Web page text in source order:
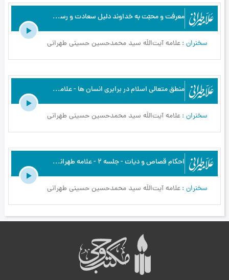
معرفت و محبّت به خداوند دلیل سعادت و رستگاری انسان - علامه طهرانی - شرح دعای ابوحمزه - ج5
سخنران علامه آیت‌اللَه سید محمدحسین حسینی طهرانی
منطق متعالی اسلام در برابری انسان ها - علامه طهرانی - مبانی اخلاق - ج19
سخنران علامه آیت‌اللَه سید محمدحسین حسینی طهرانی
احکام قصاص و دیات - جلسه 2 - علامه طهرانی - مباحث فقهی 5 (احکام قصاص و دیات) - ج2
سخنران علامه آیت‌اللَه سید محمدحسین حسینی طهرانی